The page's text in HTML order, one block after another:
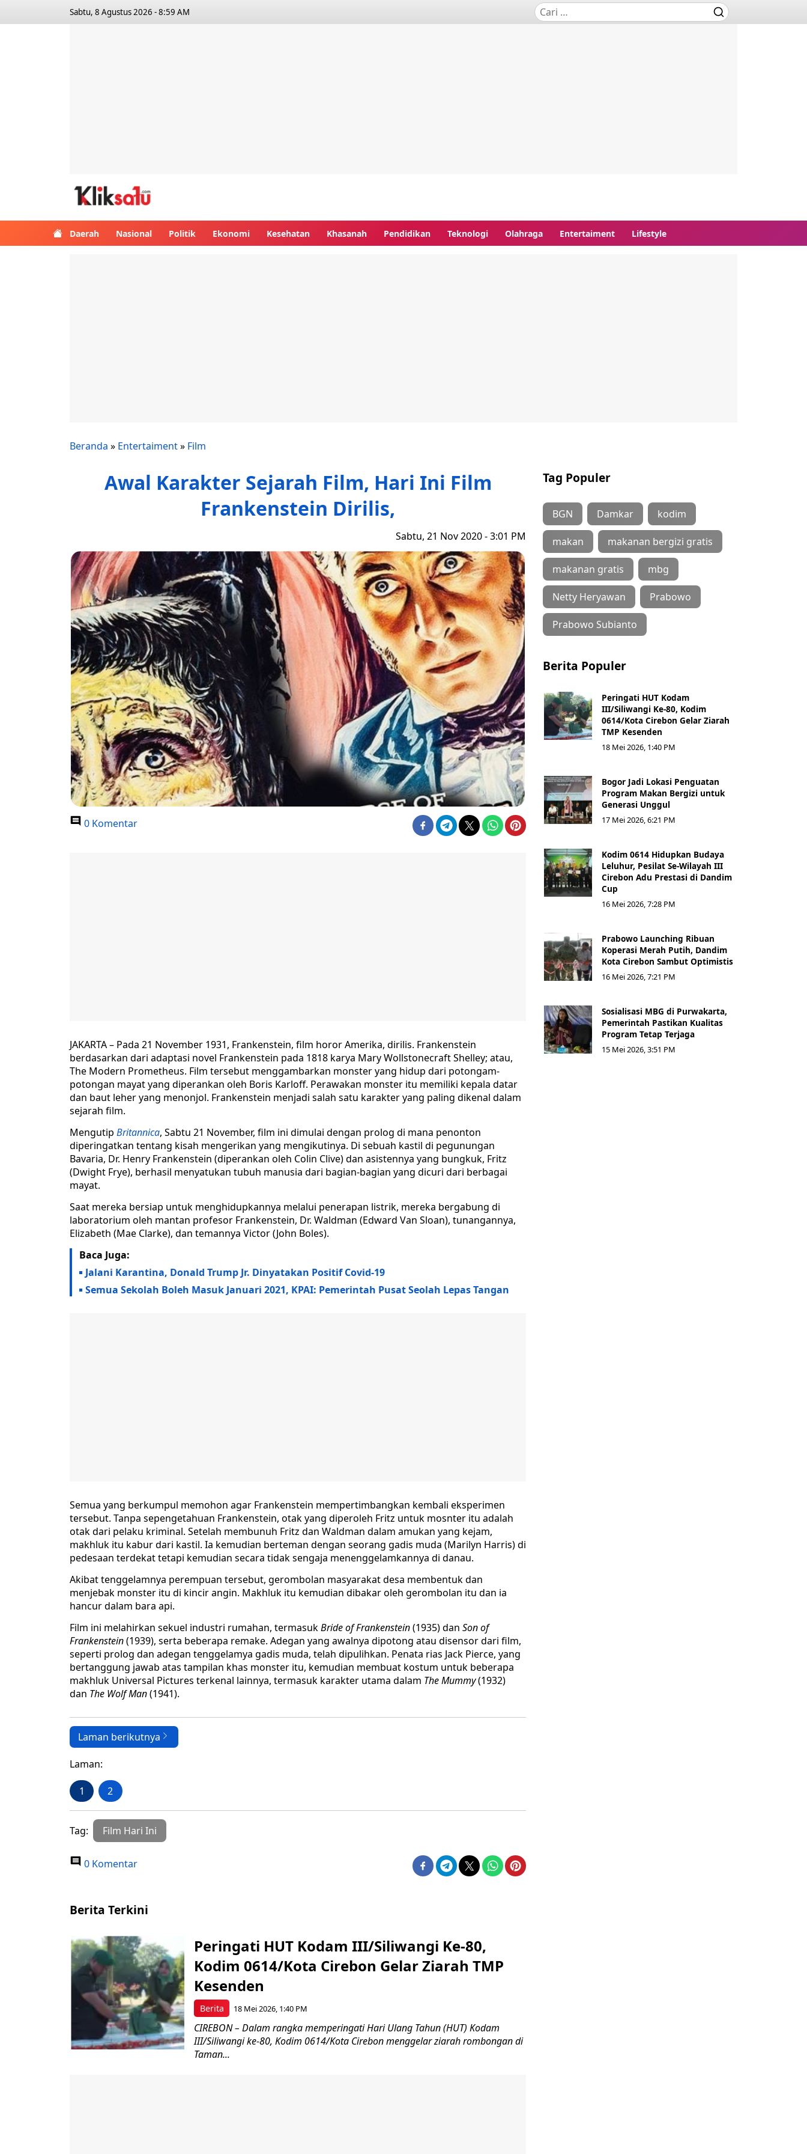
Sabtu, 8 Agustus 2026 - 8:59 AM
Daerah Nasional Politik Ekonomi Kesehatan Khasanah Pendidikan Teknologi Olahraga Entertaiment Lifestyle
Beranda » Entertaiment» Film
Awal Karakter Sejarah Film, Hari Ini Film
Frankenstein Dirilis,
Sabtu, 21 Nov 2020 - 3:01 PM
0 Komentar
JAKARTA – Pada 21 November 1931, Frankenstein, film horor Amerika, dirilis. Frankenstein
berdasarkan dari adaptasi novel Frankenstein pada 1818 karya Mary Wollstonecraft Shelley; atau,
The Modern Prometheus. Film tersebut menggambarkan monster yang hidup dari potongam-
potongan mayat yang diperankan oleh Boris Karloff. Perawakan monster itu memiliki kepala datar
dan baut leher yang menonjol. Frankenstein menjadi salah satu karakter yang paling dikenal dalam
sejarah film.
Mengutip Britannica, Sabtu 21 November, film ini dimulai dengan prolog di mana penonton
diperingatkan tentang kisah mengerikan yang mengikutinya. Di sebuah kastil di pegunungan
Bavaria, Dr. Henry Frankenstein (diperankan oleh Colin Clive) dan asistennya yang bungkuk, Fritz
(Dwight Frye), berhasil menyatukan tubuh manusia dari bagian-bagian yang dicuri dari berbagai
mayat.
Saat mereka bersiap untuk menghidupkannya melalui penerapan listrik, mereka bergabung di
laboratorium oleh mantan profesor Frankenstein, Dr. Waldman (Edward Van Sloan), tunangannya,
Elizabeth (Mae Clarke), dan temannya Victor (John Boles).
Baca Juga:
Jalani Karantina, Donald Trump Jr. Dinyatakan Positif Covid-19
Semua Sekolah Boleh Masuk Januari 2021, KPAI: Pemerintah Pusat Seolah Lepas Tangan
Semua yang berkumpul memohon agar Frankenstein mempertimbangkan kembali eksperimen
tersebut. Tanpa sepengetahuan Frankenstein, otak yang diperoleh Fritz untuk mosnter itu adalah
otak dari pelaku kriminal. Setelah membunuh Fritz dan Waldman dalam amukan yang kejam,
makhluk itu kabur dari kastil. Ia kemudian berteman dengan seorang gadis muda (Marilyn Harris) di
pedesaan terdekat tetapi kemudian secara tidak sengaja menenggelamkannya di danau.
Akibat tenggelamnya perempuan tersebut, gerombolan masyarakat desa membentuk dan
menjebak monster itu di kincir angin. Makhluk itu kemudian dibakar oleh gerombolan itu dan ia
hancur dalam bara api.
Film ini melahirkan sekuel industri rumahan, termasukBride of Frankenstein(1935) dan Son of
Frankenstein(1939), serta beberapa remake. Adegan yang awalnya dipotong atau disensor dari film,
seperti prolog dan adegan tenggelamya gadis muda, telah dipulihkan. Penata rias Jack Pierce, yang
bertanggung jawab atas tampilan khas monster itu, kemudian membuat kostum untuk beberapa
makhluk Universal Pictures terkenal lainnya, termasuk karakter utama dalam The Mummy(1932)
dan The Wolf Man(1941).
Laman berikutnya
Laman:
1 2
Tag: Film Hari Ini
0 Komentar
Tag Populer
BGN Damkar kodim
makan makanan bergizi gratis
makanan gratis mbg
Netty Heryawan Prabowo
Prabowo Subianto
Berita Populer
Peringati HUT Kodam
III/Siliwangi Ke-80, Kodim
0614/Kota Cirebon Gelar Ziarah
TMP Kesenden
18 Mei 2026, 1:40 PM
Bogor Jadi Lokasi Penguatan
Program Makan Bergizi untuk
Generasi Unggul
17 Mei 2026, 6:21 PM
Kodim 0614 Hidupkan Budaya
Leluhur, Pesilat Se-Wilayah III
Cirebon Adu Prestasi di Dandim
Cup
16 Mei 2026, 7:28 PM
Prabowo Launching Ribuan
Koperasi Merah Putih, Dandim
Kota Cirebon Sambut Optimistis
16 Mei 2026, 7:21 PM
Sosialisasi MBG di Purwakarta,
Pemerintah Pastikan Kualitas
Program Tetap Terjaga
15 Mei 2026, 3:51 PM
Berita Terkini
Berita
Peringati HUT Kodam III/Siliwangi Ke-80,
Kodim 0614/Kota Cirebon Gelar Ziarah TMP
Kesenden
18 Mei 2026, 1:40 PM
CIREBON – Dalam rangka memperingati Hari Ulang Tahun (HUT) Kodam
III/Siliwangi ke-80, Kodim 0614/Kota Cirebon menggelar ziarah rombongan di
Taman...